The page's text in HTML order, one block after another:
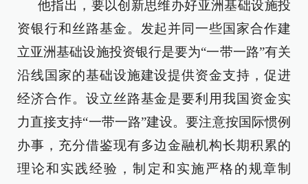
他指出，要以创新思维办好亚洲基础设施投
资银行和丝路基金。发起并同一些国家合作建
立亚洲基础设施投资银行是要为“一带一路”有关
沿线国家的基础设施建设提供资金支持，促进
经济合作。设立丝路基金是要利用我国资金实
力直接支持“一带一路”建设。要注意按国际惯例
办事，充分借鉴现有多边金融机构长期积累的
理论和实践经验，制定和实施严格的规章制